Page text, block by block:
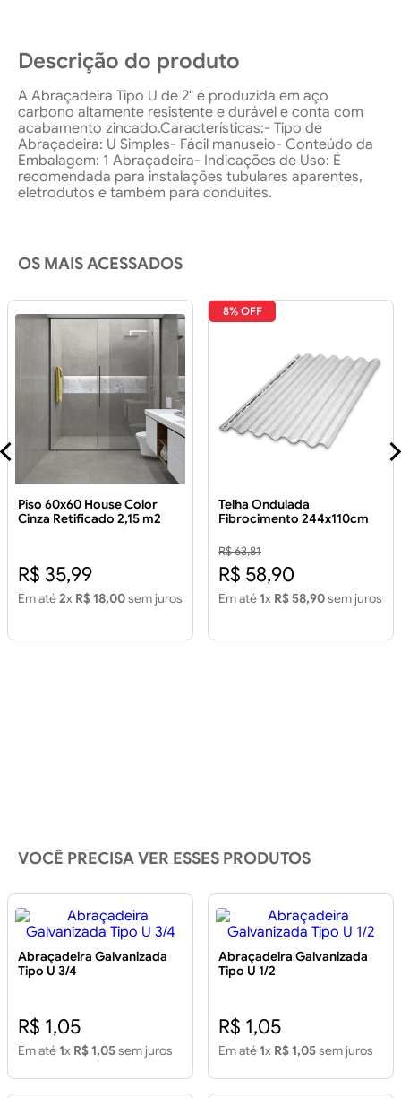
Descrição do produto
A Abraçadeira Tipo U de 2" é produzida em aço
carbono altamente resistente e durável e conta com
acabamento zincado.Características:- Tipo de
Abraçadeira: U Simples- Fácil manuseio- Conteúdo da
Embalagem: 1 Abraçadeira- Indicações de Uso: É
recomendada para instalações tubulares aparentes,
eletrodutos e também para conduítes.
OS MAIS ACESSADOS
Piso 60x60 House Color
Cinza Retificado 2,15 m2
R$ 35,99
Em até2x R$ 18,00sem juros
8% OFF
Telha Ondulada
Fibrocimento 244x110cm
R$ 63,81
R$ 58,90
Em até 1x R$ 58,90sem juros
VOCÊ PRECISA VER ESSES PRODUTOS
Abraçadeira Galvanizada
Tipo U 3/4
R$ 1,05
Em até 1x R$ 1,05sem juros
Abraçadeira Galvanizada
Tipo U 1/2
R$ 1,05
Em até 1x R$ 1,05sem juros